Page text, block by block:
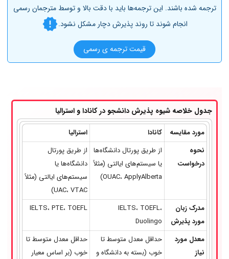
ترجمه شده باشند. این ترجمه‌ها باید با دقت بالا و توسط مترجمان رسمی
انجام شوند تا روند پذیرش دچار مشکل نشود.
قیمت ترجمه ی رسمی
جدول خلاصه شیوه پذیرش دانشجو در کانادا و استرالیا
مورد مقایسه کانادا
استرالیا
نحوه
درخواست
از طریق پورتال دانشگاه‌ها
یا سیستم‌های ایالتی (مثلاً
OUAC، ApplyAlberta)
از طریق پورتال
دانشگاه‌ها یا
سیستم‌های ایالتی (مثلاً
UAC، VTAC)
مدرک زبان
مورد پذیرش
IELTS، TOEFL،
Duolingo
IELTS، PTE، TOEFL
معدل مورد
نیاز
حداقل معدل متوسط تا
خوب (بسته به دانشگاه و
حداقل معدل متوسط تا
خوب (بر اساس معیار